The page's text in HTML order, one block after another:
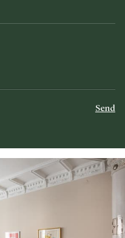
Send